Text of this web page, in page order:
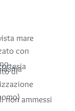
mare
con
di
non ammessi